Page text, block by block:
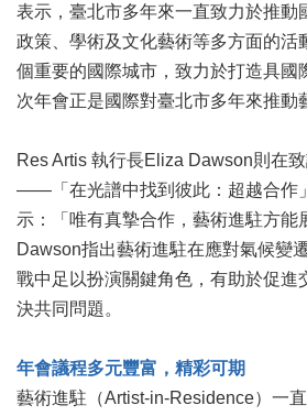
區
珍
貴
文
資
補
助/
申
請
案
政
府
表示，臺北市多年來一直致力於推動
政策、學術及文化藝術等多方面的活
個重要的國際城市，致力於打造具國
次年會正是國際對臺北市多年來推動
Res Artis 執行長Eliza Dawson則在
——「在光譜中找到彼此：超越合作
示：「唯有真摯合作，藝術進駐方能
Dawson指出藝術進駐在應對氣候變
戰中足以扮演關鍵角色，有助於促進
決共同問題。
年會議程多元豐富，精彩可期
藝術進駐（Artist-in-Residence）一